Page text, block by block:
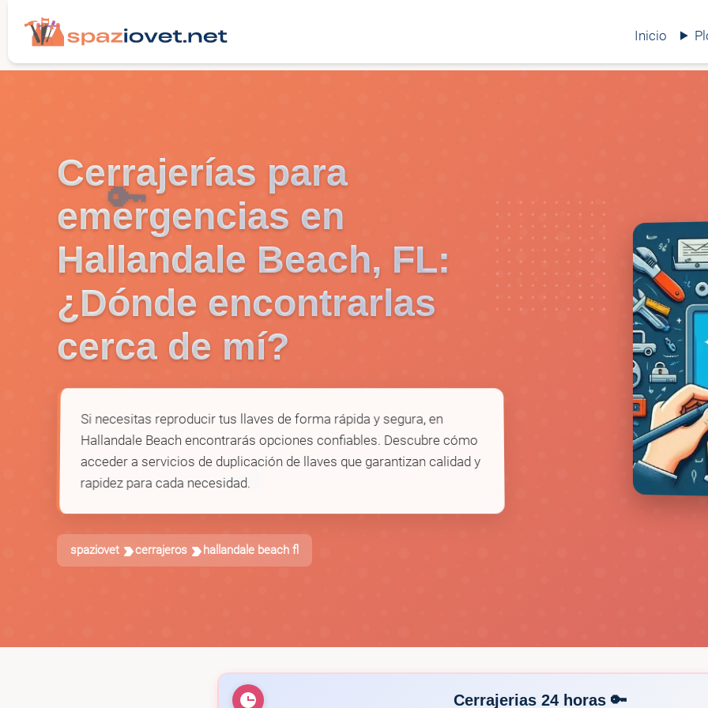
Inicio
🔑
🗝️
Cerrajerías para
emergencias en
Hallandale Beach, FL:
¿Dónde encontrarlas
cerca de mí?
Si necesitas reproducir tus llaves de forma rápida y segura, en
Hallandale Beach encontrarás opciones confiables. Descubre cómo
acceder a servicios de duplicación de llaves que garantizan calidad y
rapidez para cada necesidad.
spaziovet cerrajeros hallandale beach fl
Cerrajerias 24 horas 🔑